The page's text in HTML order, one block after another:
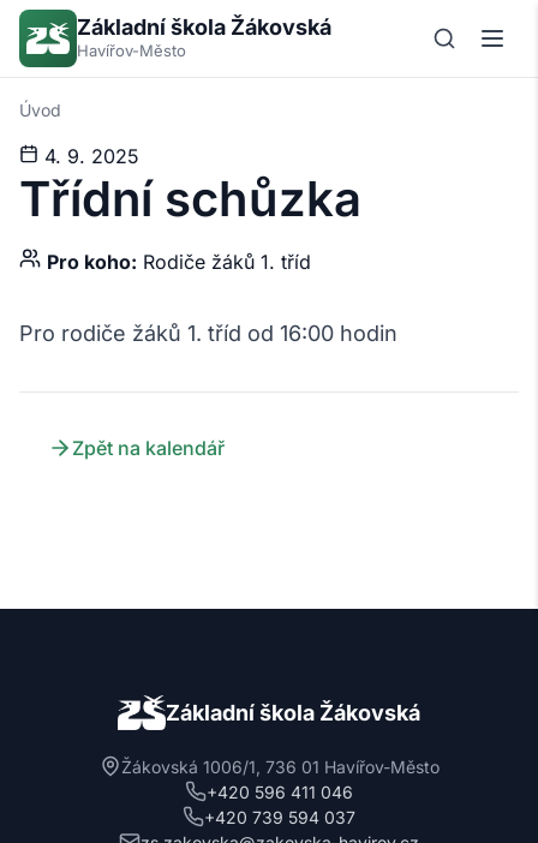
Základní škola Žákovská
Havířov-Město
Úvod
4. 9. 2025
Třídní schůzka
Pro koho: Rodiče žáků 1. tříd
Pro rodiče žáků 1. tříd od 16:00 hodin
Zpět na kalendář
Základní škola Žákovská
Žákovská 1006/1, 736 01 Havířov-Město
+420 596 411 046
+420 739 594 037